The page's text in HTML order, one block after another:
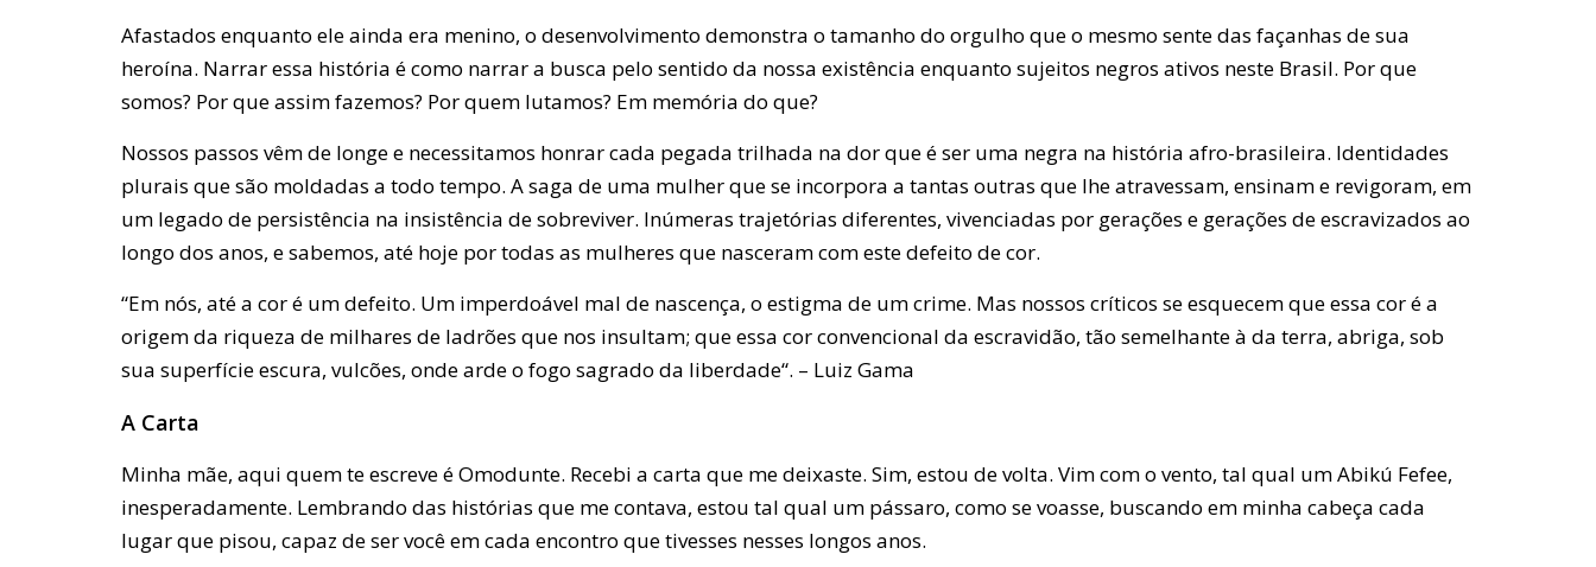
Afastados enquanto ele ainda era menino, o desenvolvimento demonstra o tamanho do orgulho que o mesmo sente das façanhas de sua
heroína. Narrar essa história é como narrar a busca pelo sentido da nossa existência enquanto sujeitos negros ativos neste Brasil. Por que
somos? Por que assim fazemos? Por quem lutamos? Em memória do que?
Nossos passos vêm de longe e necessitamos honrar cada pegada trilhada na dor que é ser uma negra na história afro-brasileira. Identidades
plurais que são moldadas a todo tempo. A saga de uma mulher que se incorpora a tantas outras que lhe atravessam, ensinam e revigoram, em
um legado de persistência na insistência de sobreviver. Inúmeras trajetórias diferentes, vivenciadas por gerações e gerações de escravizados ao
longo dos anos, e sabemos, até hoje por todas as mulheres que nasceram com este defeito de cor.
“Em nós, até a cor é um defeito. Um imperdoável mal de nascença, o estigma de um crime. Mas nossos críticos se esquecem que essa cor é a
origem da riqueza de milhares de ladrões que nos insultam; que essa cor convencional da escravidão, tão semelhante à da terra, abriga, sob
sua superfície escura, vulcões, onde arde o fogo sagrado da liberdade“. – Luiz Gama
A Carta
Minha mãe, aqui quem te escreve é Omodunte. Recebi a carta que me deixaste. Sim, estou de volta. Vim com o vento, tal qual um Abikú Fefee,
inesperadamente. Lembrando das histórias que me contava, estou tal qual um pássaro, como se voasse, buscando em minha cabeça cada
lugar que pisou, capaz de ser você em cada encontro que tivesses nesses longos anos.